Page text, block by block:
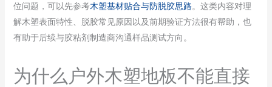
位问题，可以先参考木塑基材贴合与防脱胶思路。这类内容对理
解木塑表面特性、脱胶常见原因以及前期验证方法很有帮助，也
有助于后续与胶粘剂制造商沟通样品测试方向。
为什么户外木塑地板不能直接